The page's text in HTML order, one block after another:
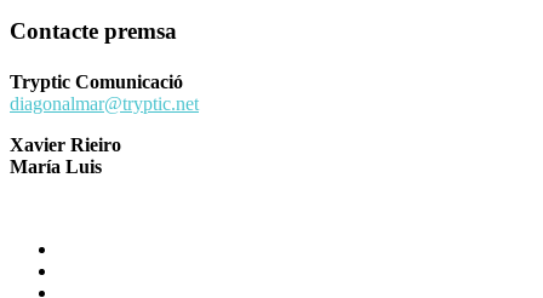
Contacte premsa
Tryptic Comunicació
diagonalmar@tryptic.net
Xavier Rieiro
María Luis